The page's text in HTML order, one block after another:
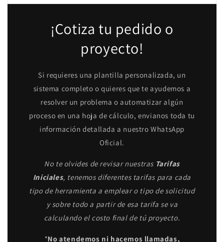
¡Cotiza tu pedido o
proyecto!
Si requieres una plantilla personalizada, un
sistema completo o quieres que te ayudemos a
resolver un problema o automatizar algún
proceso en una hoja de cálculo, envianos toda tu
información detallada a nuestro WhatsApp
Oficial.
No te olvides de revisar nuestras Tarifas
Iniciales, tenemos diferentes tarifas para cada
tipo de herramienta a emplear o tipo de solicitud
y sobre todo a partir de esa tarifa se va
calculando el costo final de tú proyecto.
*No atendemos ni hacemos llamadas,